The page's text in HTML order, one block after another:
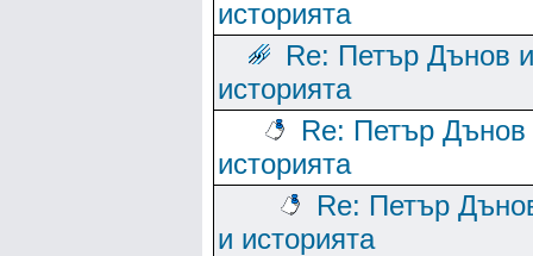
историята
Re: Петър Дънов и
историята
Re: Петър Дънов
историята
Re: Петър
и историята